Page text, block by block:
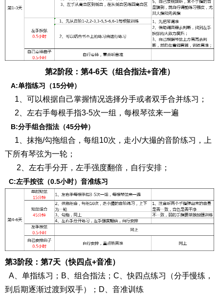
第2阶段：第4-6天（组合指法+音准）
A:单指练习（15分钟）
1、可以根据自己掌握情况选择分手或者双手合并练习；
2、左右手每根手指3-5次一组，每根琴弦来一遍
B:分手组合指法（45分钟）
1、抹拖/勾拖组合，每组10次，走小/大撮的音阶练习，上
下所有琴弦为一轮；
2、左右手分开，左手强度翻倍，自行安排；
C:左手按弦（0.5小时）音准练习
第3阶段：第7天（快四点+音准）
A、单指练习；B、组合指法；C、快四点练习（分手慢练，
到后期逐渐过渡到双手）；D、音准训练